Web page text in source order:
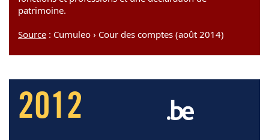
patrimoine.
Source : Cumuleo › Cour des comptes (août 2014)
2012